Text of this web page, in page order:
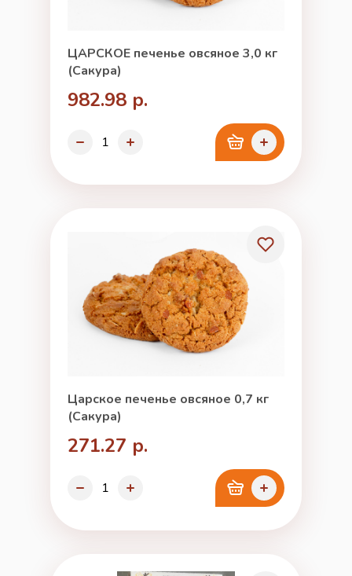
ЦАРСКОЕ печенье овсяное 3,0 кг
(Сакура)
982.98 р.
Царское печенье овсяное 0,7 кг
(Сакура)
271.27 р.